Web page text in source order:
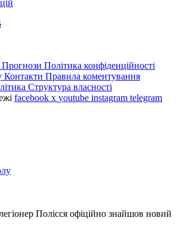
Прогнози Політика конфіденційності
Контакти Правила коментування
Структура власності
facebook x youtube instagram telegram
Полісся офіційно знайшов новий